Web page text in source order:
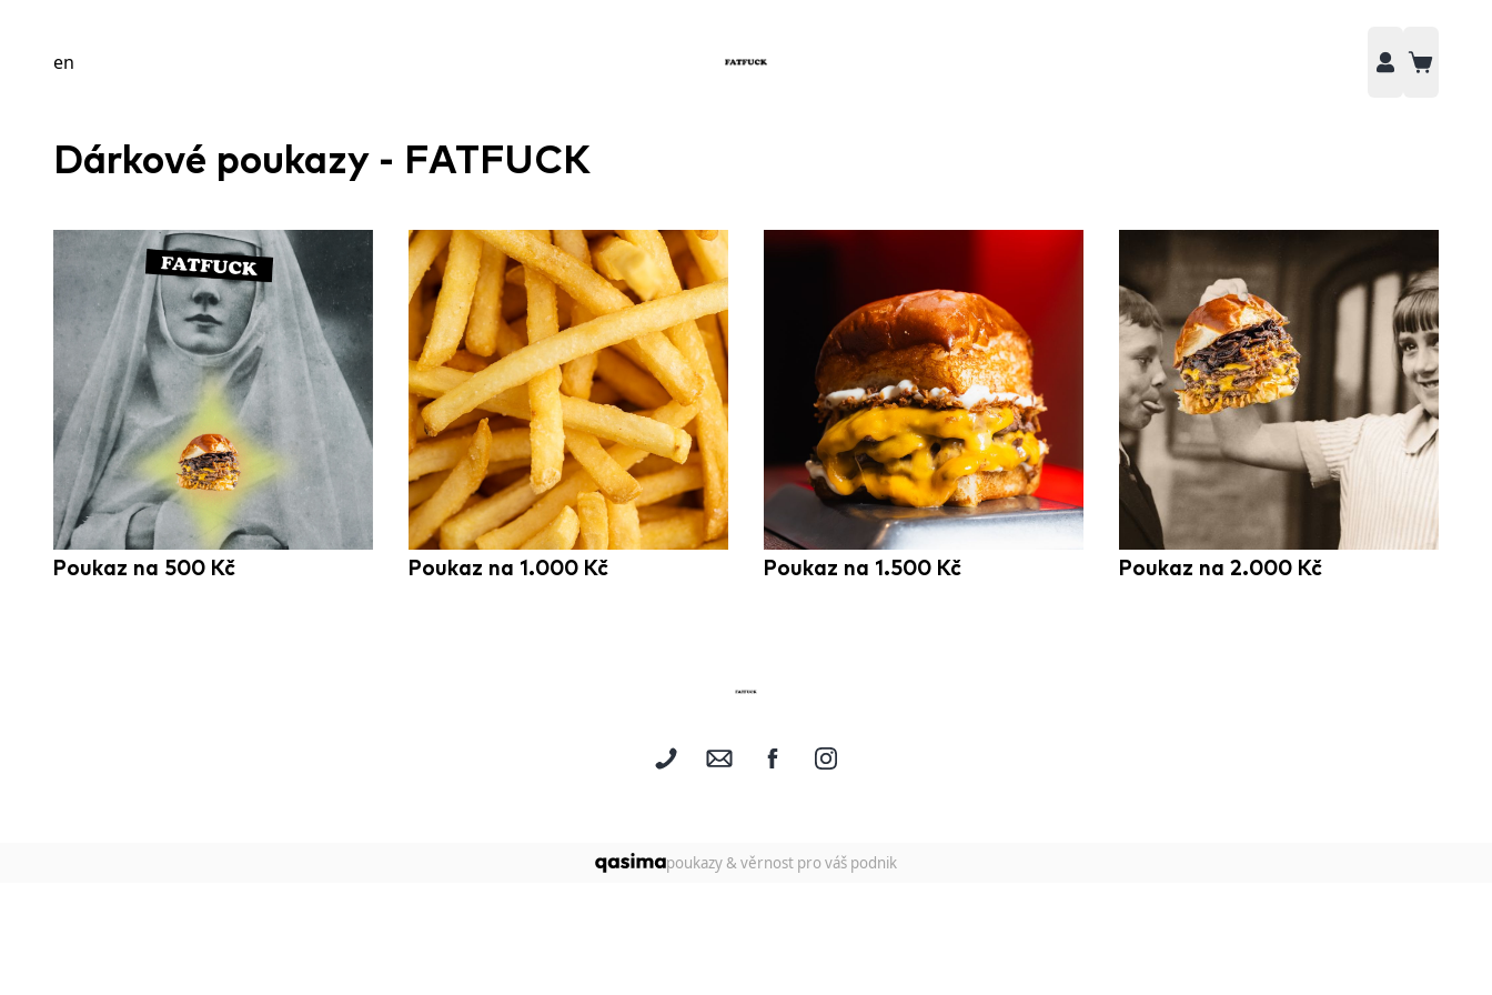
en
Dárkové poukazy - FATFUCK
Poukaz na 500 Kč Poukaz na 1.000 Kč Poukaz na 1.500 Kč Poukaz na 2.000 Kč
poukazy & věrnost pro váš podnik